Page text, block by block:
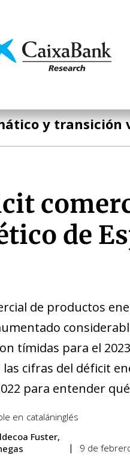
Economía y mercados
y transición
de
de productos
tímidas para el
cifras del déficit
para entender
en cataláninglés
Fuster
9 de